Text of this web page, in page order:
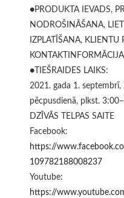
●PRODUKTA IEVADS,
NODROŠINĀŠANA,
IZPLATĪŠANA, KLIENTU
KONTAKTINFORMĀCIJA
●TIEŠRAIDES LAIKS:
2021. gada 1.
pēcpusdienā, plkst.
DZĪVĀS TELPAS SAITE
Facebook:
https://
109782188008237
Youtube:
https://